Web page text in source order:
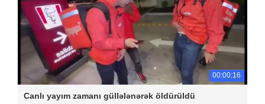
00:00:16
Canlı yayım zamanı güllələnərək öldürüldü